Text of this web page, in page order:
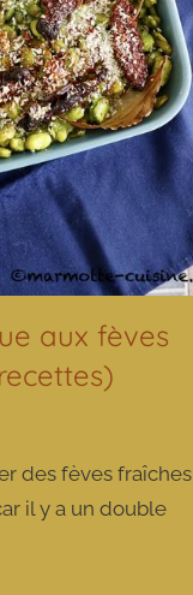
aux fèves
des fèves fraîches
il y a un double